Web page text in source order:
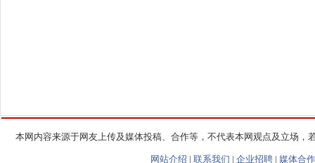
本网内容来源于网友上传及媒体投稿、合作等，不代表本网观点及立场
网站介绍 | 联系我们 | 企业招聘 | 媒体合作